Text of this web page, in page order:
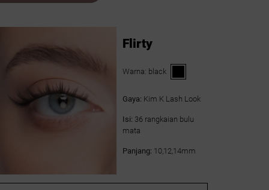
Flirty
Warna: black
Gaya: Kim K Lash Look
Isi: 36 rangkaian bulu
mata
Panjang: 10,12,14mm